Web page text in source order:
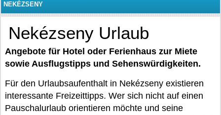
NEKÉZSENY
Nekézseny Urlaub
Angebote für Hotel oder Ferienhaus zur Miete
sowie Ausflugstipps und Sehenswürdigkeiten.
Für den Urlaubsaufenthalt in Nekézseny existieren
interessante Freizeittipps. Wer sich nicht auf einen
Pauschalurlaub orientieren möchte und seine